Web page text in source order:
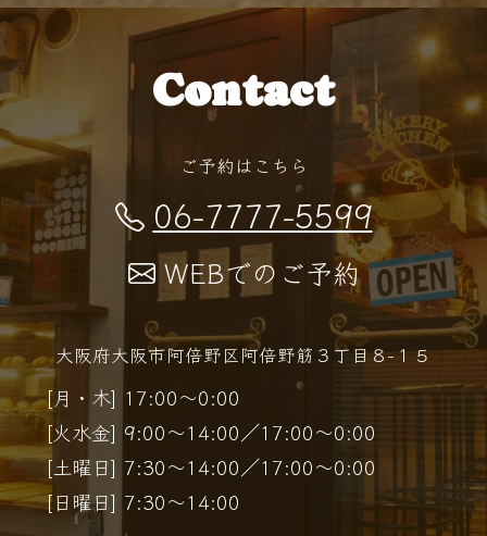
Contact
ご予約はこちら
06-7777-5599
WEBでのご予約
大阪府大阪市阿倍野区阿倍野筋３丁目８−１５
[月・木] 17:00～0:00
[火水金] 9:00～14:00／17:00～0:00
[土曜日] 7:30～14:00／17:00～0:00
[日曜日] 7:30～14:00